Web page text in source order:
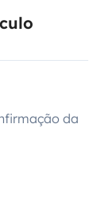
da